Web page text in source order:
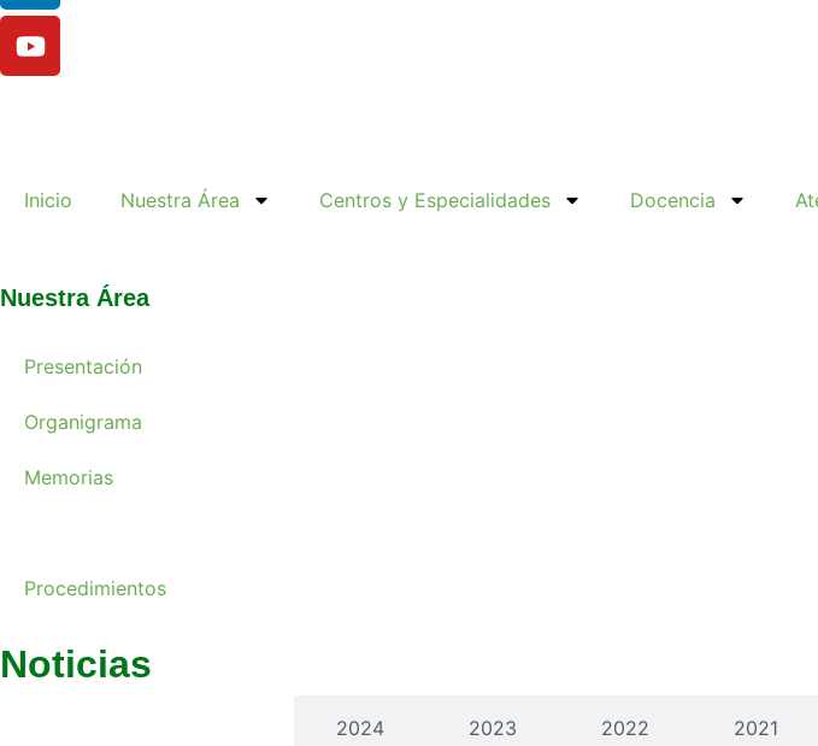
Inicio Nuestra Área Centros y Especialidades Docencia
Nuestra Área
Presentación
Organigrama
Memorias
Procedimientos
Noticias
2024 2023 2022 2021